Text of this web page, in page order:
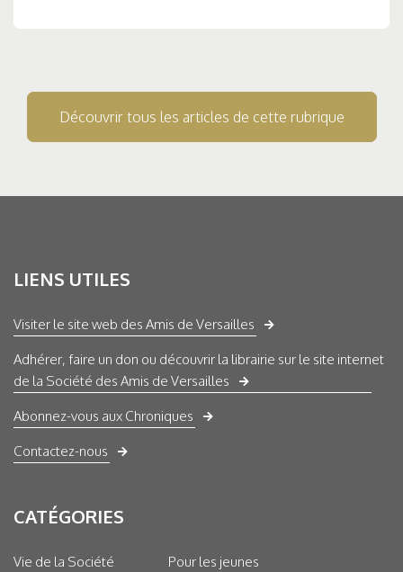
Découvrir tous les articles de cette rubrique
LIENS UTILES
Visiter le site web des Amis de Versailles
Adhérer, faire un don ou découvrir la librairie sur le site internet
de la Société des Amis de Versailles
Abonnez-vous aux Chroniques
Contactez-nous
CATÉGORIES
Vie de la Société
Pour les jeunes